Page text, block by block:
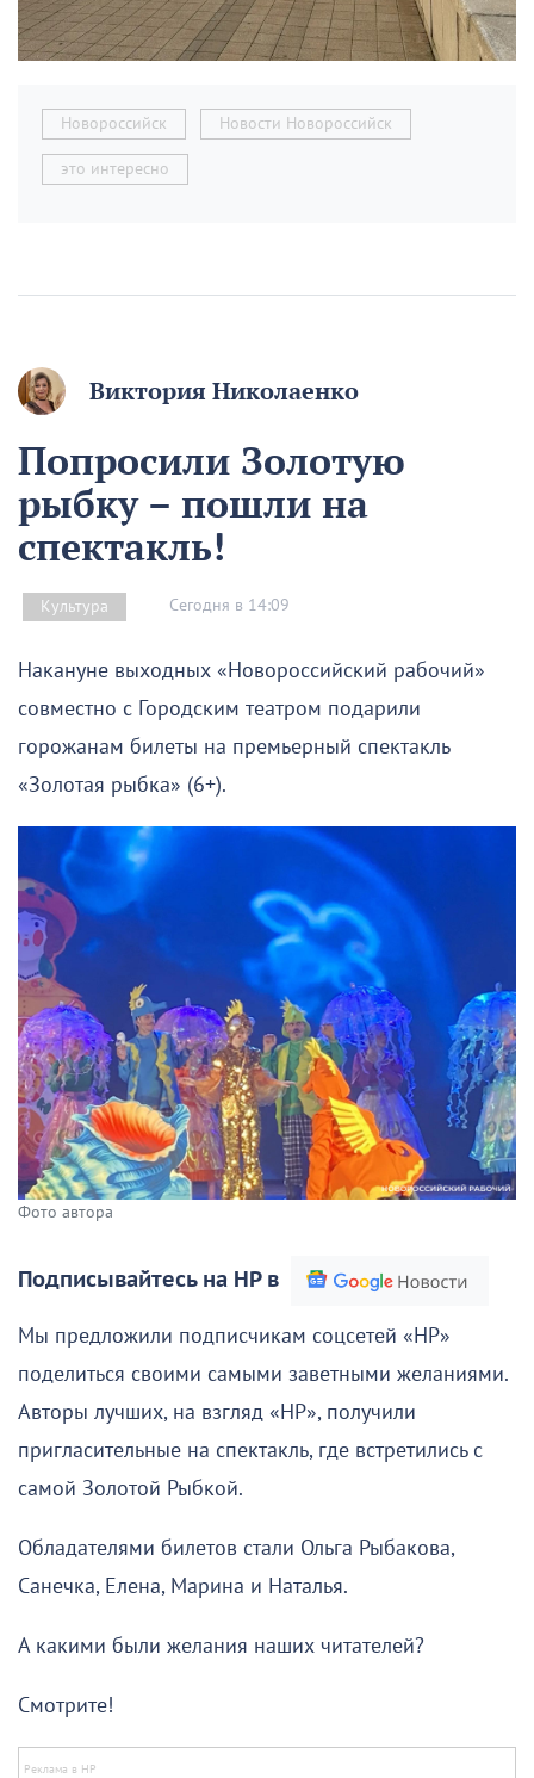
Новороссийск Новости Новороссийск
это интересно
Виктория Николаенко
Попросили Золотую
рыбку – пошли на
спектакль!
Культура Сегодня в 14:09
Накануне выходных «Новороссийский рабочий»
совместно с Городским театром подарили
горожанам билеты на премьерный спектакль
«Золотая рыбка» (6+).
Фото автора
Подписывайтесь на НР в
Мы предложили подписчикам соцсетей «НР»
поделиться своими самыми заветными желаниями.
Авторы лучших, на взгляд «НР», получили
пригласительные на спектакль, где встретились с
самой Золотой Рыбкой.
Обладателями билетов стали Ольга Рыбакова,
Санечка, Елена, Марина и Наталья.
А какими были желания наших читателей?
Смотрите!